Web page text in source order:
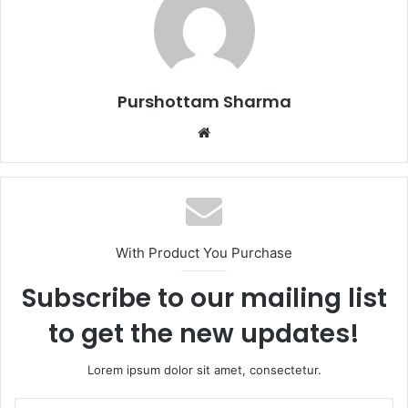
Purshottam Sharma
b
s
i
e
With Product You Purchase
Subscribe to our mailing list
to get the new updates!
Lorem ipsum dolor sit amet, consectetur.